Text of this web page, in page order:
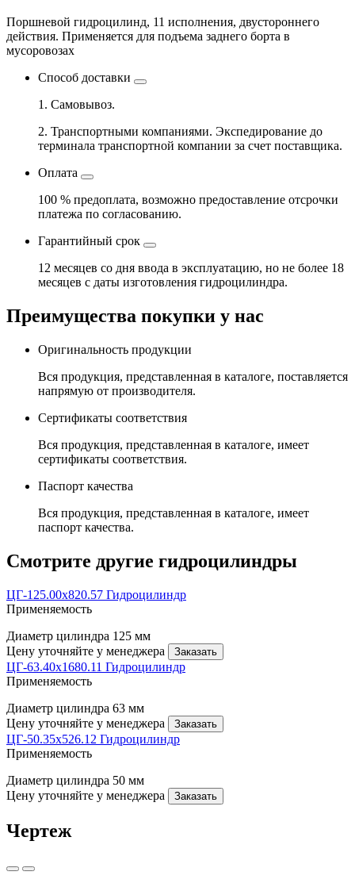
Поршневой гидроцилинд, 11 исполнения, двустороннего
действия. Применяется для подъема заднего борта в
мусоровозах
Способ доставки
1. Самовывоз.
2. Транспортными компаниями. Экспедирование до
терминала транспортной компании за счет поставщика.
Оплата
100 % предоплата, возможно предоставление отсрочки
платежа по согласованию.
Гарантийный срок
12 месяцев со дня ввода в эксплуатацию, но не более 18
месяцев с даты изготовления гидроцилиндра.
Преимущества покупки у нас
Оригинальность продукции
Вся продукция, представленная в каталоге, поставляется
напрямую от производителя.
Сертификаты соответствия
Вся продукция, представленная в каталоге, имеет
сертификаты соответствия.
Паспорт качества
Вся продукция, представленная в каталоге, имеет
паспорт качества.
Смотрите другие гидроцилиндры
ЦГ-125.00х820.57 Гидроцилиндр
Применяемость
Диаметр цилиндра 125 мм
Цену уточняйте у менеджера
Заказать
ЦГ-63.40х1680.11 Гидроцилиндр
Применяемость
Диаметр цилиндра 63 мм
Цену уточняйте у менеджера
Заказать
ЦГ-50.35х526.12 Гидроцилиндр
Применяемость
Диаметр цилиндра 50 мм
Цену уточняйте у менеджера
Заказать
Чертеж